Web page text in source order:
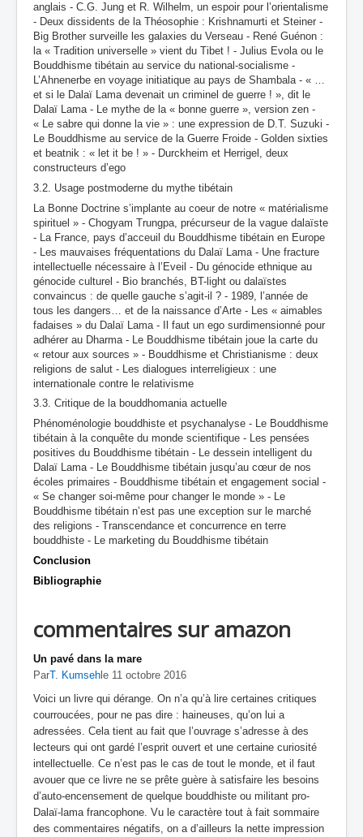
anglais - C.G. Jung et R. Wilhelm, un espoir pour l’orientalisme
- Deux dissidents de la Théosophie : Krishnamurti et Steiner -
Big Brother surveille les galaxies du Verseau - René Guénon :
la « Tradition universelle » vient du Tibet ! - Julius Evola ou le
Bouddhisme tibétain au service du national-socialisme -
L’Ahnenerbe en voyage initiatique au pays de Shambala - « …
et si le Dalaï Lama devenait un criminel de guerre ! », dit le
Dalaï Lama - Le mythe de la « bonne guerre », version zen -
« Le sabre qui donne la vie » : une expression de D.T. Suzuki -
Le Bouddhisme au service de la Guerre Froide - Golden sixties
et beatnik : « let it be ! » - Durckheim et Herrigel, deux
constructeurs d’ego
3.2. Usage postmoderne du mythe tibétain
La Bonne Doctrine s’implante au coeur de notre « matérialisme
spirituel » - Chogyam Trungpa, précurseur de la vague dalaïste
- La France, pays d’acceuil du Bouddhisme tibétain en Europe
- Les mauvaises fréquentations du Dalaï Lama - Une fracture
intellectuelle nécessaire à l’Eveil - Du génocide ethnique au
génocide culturel - Bio branchés, BT-light ou dalaïstes
convaincus : de quelle gauche s’agit-il ? - 1989, l’année de
tous les dangers… et de la naissance d’Arte - Les « aimables
fadaises » du Dalaï Lama - Il faut un ego surdimensionné pour
adhérer au Dharma - Le Bouddhisme tibétain joue la carte du
« retour aux sources » - Bouddhisme et Christianisme : deux
religions de salut - Les dialogues interreligieux : une
internationale contre le relativisme
3.3. Critique de la bouddhomania actuelle
Phénoménologie bouddhiste et psychanalyse - Le Bouddhisme
tibétain à la conquête du monde scientifique - Les pensées
positives du Bouddhisme tibétain - Le dessein intelligent du
Dalaï Lama - Le Bouddhisme tibétain jusqu’au cœur de nos
écoles primaires - Bouddhisme tibétain et engagement social -
« Se changer soi-même pour changer le monde » - Le
Bouddhisme tibétain n’est pas une exception sur le marché
des religions - Transcendance et concurrence en terre
bouddhiste - Le marketing du Bouddhisme tibétain
Conclusion
Bibliographie
commentaires sur amazon
Un pavé dans la mare
ParT. Kumsehle 11 octobre 2016
Voici un livre qui dérange. On n’a qu’à lire certaines critiques
courroucées, pour ne pas dire : haineuses, qu’on lui a
adressées. Cela tient au fait que l’ouvrage s’adresse à des
lecteurs qui ont gardé l’esprit ouvert et une certaine curiosité
intellectuelle. Ce n’est pas le cas de tout le monde, et il faut
avouer que ce livre ne se prête guère à satisfaire les besoins
d’auto-encensement de quelque bouddhiste ou militant pro-
Dalaï-lama francophone. Vu le caractère tout à fait sommaire
des commentaires négatifs, on a d’ailleurs la nette impression